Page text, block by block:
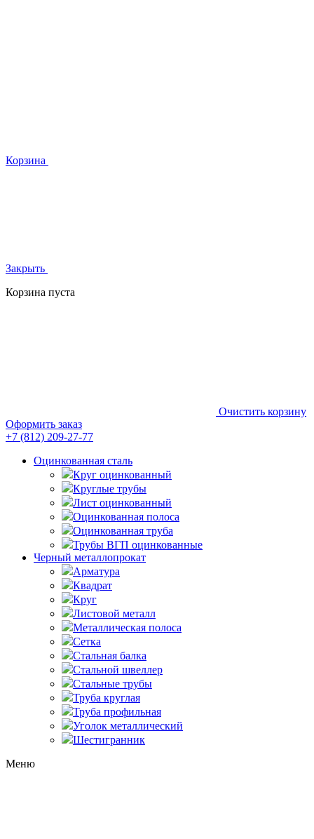
Корзина
Закрыть
Корзина пуста
Очистить корзину
Оформить заказ
+7 (812) 209-27-77
Оцинкованная сталь
Круг оцинкованный
Круглые трубы
Лист оцинкованный
Оцинкованная полоса
Оцинкованная труба
Трубы ВГП оцинкованные
Черный металлопрокат
Арматура
Квадрат
Круг
Листовой металл
Металлическая полоса
Сетка
Стальная балка
Стальной швеллер
Стальные трубы
Труба круглая
Труба профильная
Уголок металлический
Шестигранник
Меню